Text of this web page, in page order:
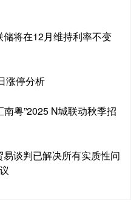
将在12月维持利率不变
涨停分析
粤”2025 N城联动秋季招
谈判已解决所有实质性问